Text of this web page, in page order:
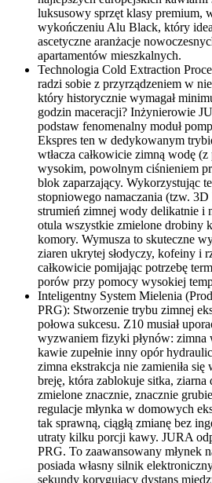
luksusowy sprzęt klasy premium,
wykończeniu Alu Black, który
ascetyczne aranżacje
apartamentów mieszkalnych.
Technologia Cold Extraction
radzi sobie z przyrządzeniem w
który historycznie wymagał
godzin maceracji? Inżynierowie
podstaw fenomenalny moduł
Ekspres ten w dedykowanym
wtłacza całkowicie zimną wodę
wysokim, powolnym ciśnieniem
blok zaparzający. Wykorzystując
stopniowego namaczania (tzw.
strumień zimnej wody delikatnie i
otula wszystkie zmielone drobiny
komory. Wymusza to skuteczne
ziaren ukrytej słodyczy, kofeiny i
całkowicie pomijając potrzebę
porów przy pomocy wysokiej
Inteligentny System Mielenia
PRG): Stworzenie trybu zimnej
połowa sukcesu. Z10 musiał
wyzwaniem fizyki płynów: zimna
kawie zupełnie inny opór
zimna ekstrakcja nie zamieniła
breję, która zablokuje sitka,
zmielone znacznie, znacznie
regulacje młynka w domowych
tak sprawną, ciągłą zmianę bez
utraty kilku porcji kawy. JURA
PRG. To zaawansowany młynek
posiada własny silnik
sekundy korygujący dystans